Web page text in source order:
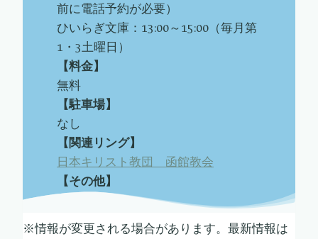
前に電話予約が必要）
ひいらぎ文庫：13:00～15:00（毎月第
1・3土曜日）
【料金】
無料
【駐車場】
なし
【関連リング】
日本キリスト教団 函館教会
【その他】
※情報が変更される場合があります。最新情報は